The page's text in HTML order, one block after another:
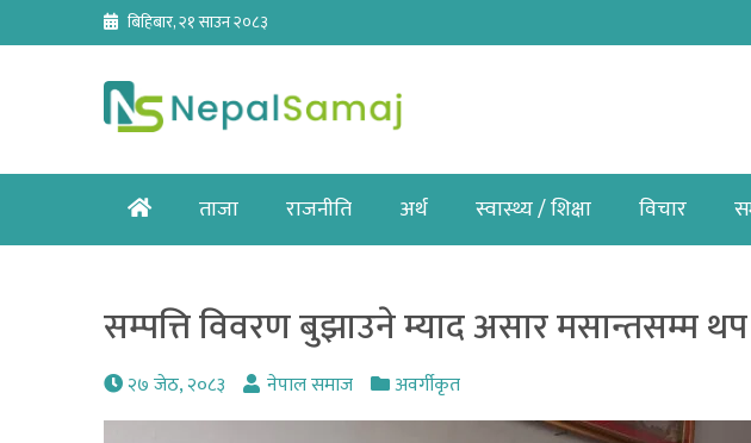
content
बिहिबार, २१ साउन २०८३
Homeताजा राजनीति अर्थ स्वास्थ्य / शिक्षा विचार
सम्पत्ति विवरण बुझाउने म्याद असार मसान्तसम्म थप
२७ जेठ, २०८३ नेपाल समाज अवर्गीकृत